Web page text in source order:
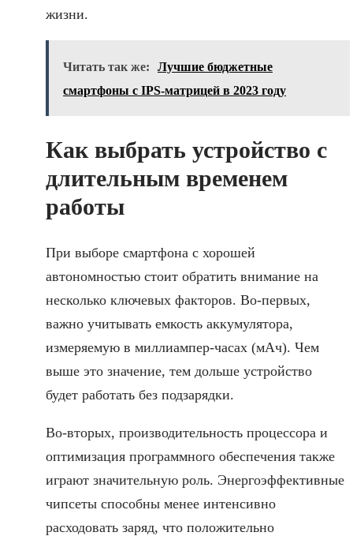
жизни.
Читать так же:
Лучшие бюджетные
смартфоны с IPS-матрицей в 2023 году
Как выбрать устройство с
длительным временем
работы
При выборе смартфона с хорошей
автономностью стоит обратить внимание на
несколько ключевых факторов. Во-первых,
важно учитывать емкость аккумулятора,
измеряемую в миллиампер-часах (мАч). Чем
выше это значение, тем дольше устройство
будет работать без подзарядки.
Во-вторых, производительность процессора и
оптимизация программного обеспечения также
играют значительную роль. Энергоэффективные
чипсеты способны менее интенсивно
расходовать заряд, что положительно